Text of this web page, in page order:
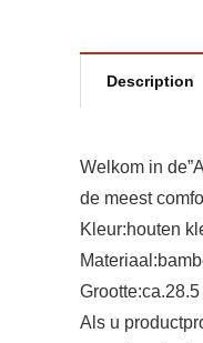
Description
Welkom in
de meest
Kleur:houten
Als u